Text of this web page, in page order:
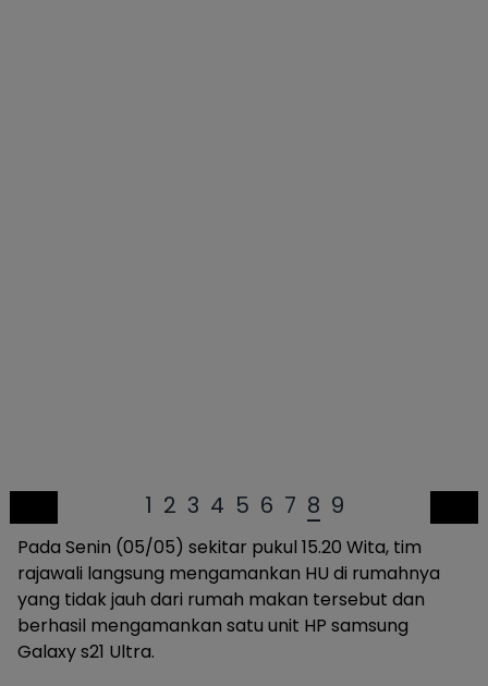
1 2 3 4 5 6 7 8 9
Pada Senin (05/05) sekitar pukul 15.20 Wita, tim
rajawali langsung mengamankan HU di rumahnya
yang tidak jauh dari rumah makan tersebut dan
berhasil mengamankan satu unit HP samsung
Galaxy s21 Ultra.